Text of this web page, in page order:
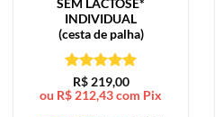
SEM LACTOSE*
INDIVIDUAL
(cesta de palha)
Avaliação5
de 5
R$219,00
ou R$ 212,43com Pix